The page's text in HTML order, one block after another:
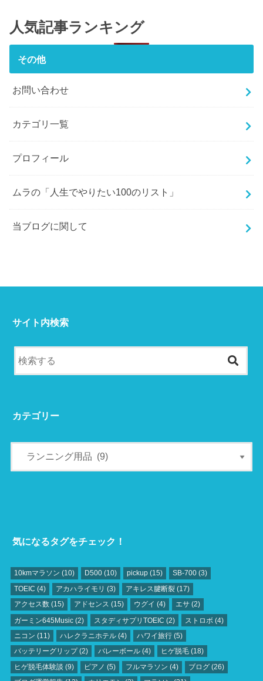
人気記事ランキング
その他
お問い合わせ
カテゴリ一覧
プロフィール
ムラの「人生でやりたい100のリスト」
当ブログに関して
サイト内検索
カテゴリー
気になるタグをチェック！
10kmマラソン (10) D500 (10) pickup (15) SB‐700 (3)
TOEIC (4) アカハライモリ (3) アキレス腱断裂 (17)
アクセス数(15) アドセンス (15) ウグイ (4) エサ (2)
ガーミン645Music(2) スタディサプリTOEIC (2) ストロボ (4)
ニコン (11) ハレクラニホテル (4) ハワイ旅行 (5)
バッテリーグリップ(2) バレーボール (4) ヒゲ脱毛 (18)
ヒゲ脱毛体験談 (9) ピアノ (5) フルマラソン (4) ブログ (26)